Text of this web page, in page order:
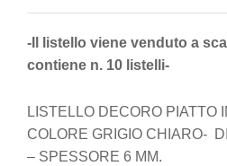
-Il listello viene venduto a
contiene n. 10 listelli-
LISTELLO DECORO PIATTO
COLORE GRIGIO CHIARO-
– SPESSORE 6 MM.